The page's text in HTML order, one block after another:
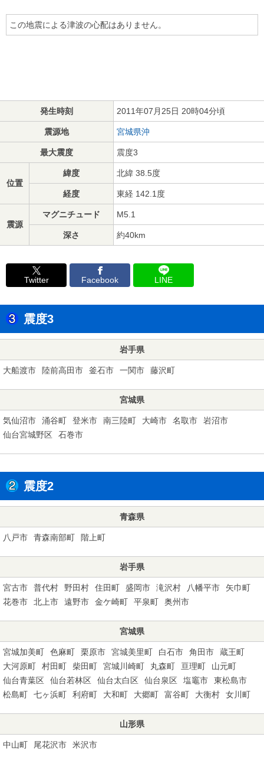
この地震による津波の心配はありません。
発生時刻 2011年07月25日 20時04分頃
震源地 宮城県沖
最大震度 震度3
位置
緯度 北緯 38.5度
経度 東経 142.1度
震源
マグニチュード M5.1
深さ 約40km
Twitter Facebook LINE
震度3
岩手県
大船渡市 陸前高田市 釜石市 一関市 藤沢町
宮城県
気仙沼市 涌谷町 登米市 南三陸町 大崎市 名取市
岩沼市
仙台宮城野区
石巻市
震度2
青森県
八戸市 青森南部町 階上町
岩手県
宮古市 普代村 野田村 住田町 盛岡市 滝沢村 八幡平市
矢巾町
花巻市
北上市 遠野市 金ケ崎町 平泉町 奥州市
宮城県
宮城加美町 色麻町 栗原市 宮城美里町 白石市 角田市
蔵王町
大河原町
村田町 柴田町 宮城川崎町 丸森町 亘理町
山元町
仙台青葉区
仙台若林区 仙台太白区 仙台泉区 塩竈市
東松島市
松島町
七ヶ浜町 利府町 大和町 大郷町 富谷町 大衡村 女川町
山形県
中山町 尾花沢市 米沢市